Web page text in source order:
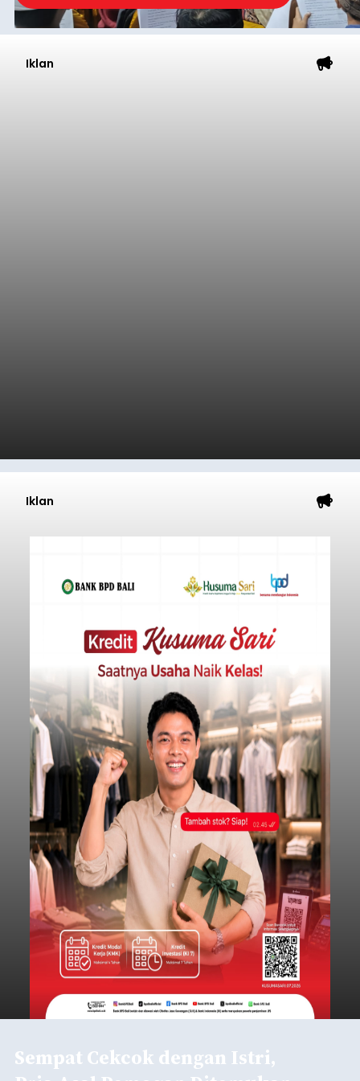
Iklan
Iklan
Sempat Cekcok dengan Istri,